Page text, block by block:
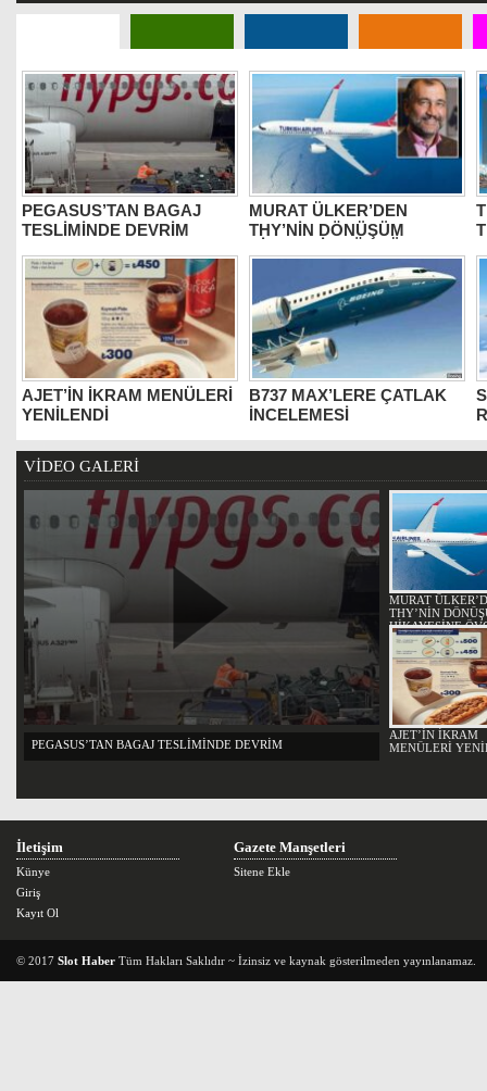
PEGASUS’TAN BAGAJ
TESLİMİNDE DEVRİM
MURAT ÜLKER’DEN
THY’NİN DÖNÜŞÜM
AJET’İN İKRAM MENÜLERİ
YENİLENDİ
B737 MAX’LERE ÇATLAK
İNCELEMESİ
VİDEO GALERİ
PEGASUS’TAN BAGAJ TESLİMİNDE DEVRİM
MURAT
THY’NİN
HİKAYESİNE
AJET’İN İKRAM
MENÜLERİ
İletişim
Künye
Giriş
Kayıt Ol
Gazete Manşetleri
Sitene Ekle
© 2017 Slot Haber Tüm Hakları Saklıdır ~ İzinsiz ve kaynak gösterilmeden yayınlanamaz.